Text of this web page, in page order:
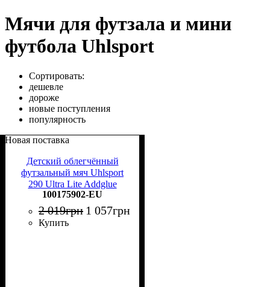
Мячи для футзала и мини
футбола Uhlsport
Сортировать:
дешевле
дороже
новые поступления
популярность
Новая поставка
Детский облегчённый
футзальный мяч Uhlsport
290 Ultra Lite Addglue
100175902-EU
2 019грн 1 057грн
Купить